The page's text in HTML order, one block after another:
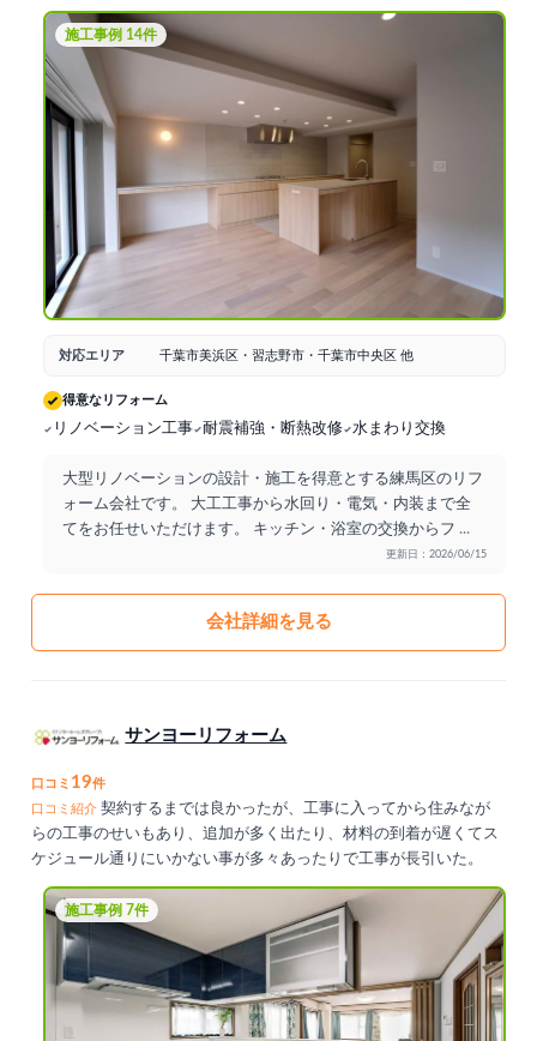
を想像するのに、とても役に立ちました。会社の教育が徹底されて
いる様で、会社の説明、会社のポリシーなどがすぐに分かり、安心
して即契約出来ました。ショールームには1日付き合って頂き、親
身に相談に乗って頂きました。もう一社のショールームも誘われま
したが、くたくたで、こちらから断りました。工事の方は、さすが
に工事屋さんは、色々な職人さんがいるので、統制を取るのに苦労
はしてましたが、よくやって頂きました。賃貸で貸す為のイノベー
ションでしたが、不動産屋さんに募集した所、１週間も経たないう
ちに決まりました。窪田兄弟感謝です‼️
施工事例 14件
対応エリア 千葉市美浜区・習志野市・千葉市中央区 他
得意なリフォーム
リノベーション工事 耐震補強・断熱改修 水まわり交換
大型リノベーションの設計・施工を得意とする練馬区のリフ
ォーム会社です。 大工工事から水回り・電気・内装まで全
てをお任せいただけます。 キッチン・浴室の交換からフ ...
更新日：2026/06/15
会社詳細を見る
サンヨーリフォーム
口コミ 19件
口コミ紹介 契約するまでは良かったが、工事に入ってから住みなが
らの工事のせいもあり、追加が多く出たり、材料の到着が遅くてス
ケジュール通りにいかない事が多々あったりで工事が長引いた。
施工事例 7件